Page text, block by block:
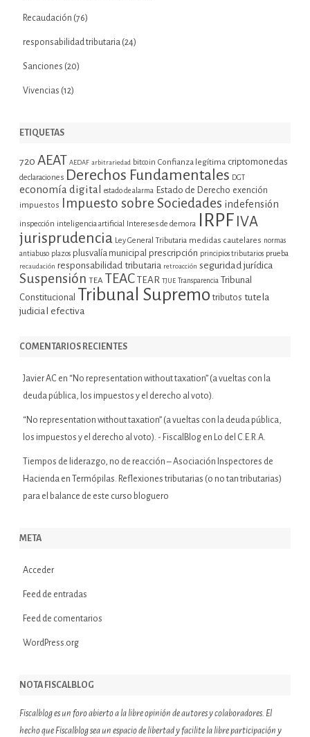
Recaudación (76)
responsabilidad tributaria (24)
Sanciones (20)
Vivencias (12)
ETIQUETAS
720 AEAT AEDAF arbitrariedad bitcoin Confianza legítima criptomonedas
declaraciones Derechos Fundamentales DGT
economía digital estado de alarma Estado de Derecho exención
impuestos Impuesto sobre Sociedades indefensión
inspección inteligencia artificial Intereses de demora IRPF IVA
jurisprudencia Ley General Tributaria medidas cautelares normas
antiabuso plazos plusvalía municipal prescripción principios tributarios prueba
recaudación responsabilidad tributaria retroacción seguridad jurídica
Suspensión TEA TEAC TEAR TJUE Transparencia Tribunal
Constitucional Tribunal Supremo tributos tutela
judicial efectiva
COMENTARIOS RECIENTES
Javier AC en “No representation without taxation” (a vueltas con la
deuda pública, los impuestos y el derecho al voto).
“No representation without taxation” (a vueltas con la deuda pública,
los impuestos y el derecho al voto). - FiscalBlog en Lo del C.E.R.A.
Tiempos de liderazgo, no de reacción – Asociación Inspectores de
Hacienda en
Termópilas. Reflexiones tributarias (o no tan tributarias)
para el balance de este curso bloguero
META
Acceder
Feed de entradas
Feed de comentarios
WordPress.org
NOTA FISCALBLOG
Fiscalblog es un foro abierto a la libre opinión de autores y colaboradores. El
hecho que Fiscalblog sea un espacio de libertad y facilite la libre participación y